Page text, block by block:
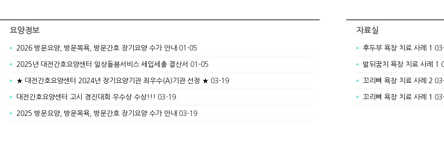
요양정보
2026 방문요양, 방문목욕, 방문간호 장기요양 수가 안내 01-05
2025년 대전간호요양센터 일상돌봄서비스 세입세출 결산서 01-05
★ 대전간호요양센터 2024년 장기요양기관 최우수(A)기관 선정 ★ 03-19
대전간호요양센터 고시 경진대회 우수상 수상!!! 03-19
2025 방문요양, 방문목욕, 방문간호 장기요양 수가 안내 03-19
자료실
후두부 욕창 치료 사례 1
발뒤꿈치 욕창 치료 사례 1
꼬리뼈 욕창 치료 사례 2
꼬리뼈 욕창 치료 사례 1